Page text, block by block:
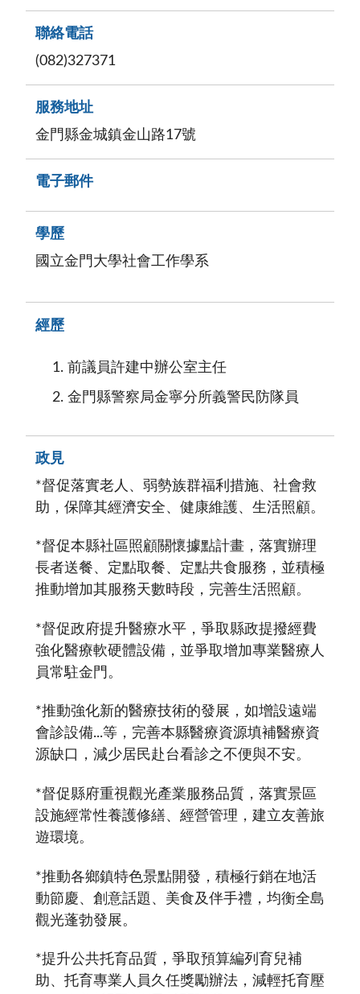
聯絡電話
(082)327371
服務地址
金門縣金城鎮金山路17號
電子郵件
學歷
國立金門大學社會工作學系
經歷
前議員許建中辦公室主任
金門縣警察局金寧分所義警民防隊員
政見
*督促落實老人、弱勢族群福利措施、社會救
助，保障其經濟安全、健康維護、生活照顧。
*督促本縣社區照顧關懷據點計畫，落實辦理
長者送餐、定點取餐、定點共食服務，並積極
推動增加其服務天數時段，完善生活照顧。
*督促政府提升醫療水平，爭取縣政提撥經費
強化醫療軟硬體設備，並爭取增加專業醫療人
員常駐金門。
*推動強化新的醫療技術的發展，如增設遠端
會診設備...等，完善本縣醫療資源填補醫療資
源缺口，減少居民赴台看診之不便與不安。
*督促縣府重視觀光產業服務品質，落實景區
設施經常性養護修繕、經營管理，建立友善旅
遊環境。
*推動各鄉鎮特色景點開發，積極行銷在地活
動節慶、創意話題、美食及伴手禮，均衡全島
觀光蓬勃發展。
*提升公共托育品質，爭取預算編列育兒補
助、托育專業人員久任獎勵辦法，減輕托育壓